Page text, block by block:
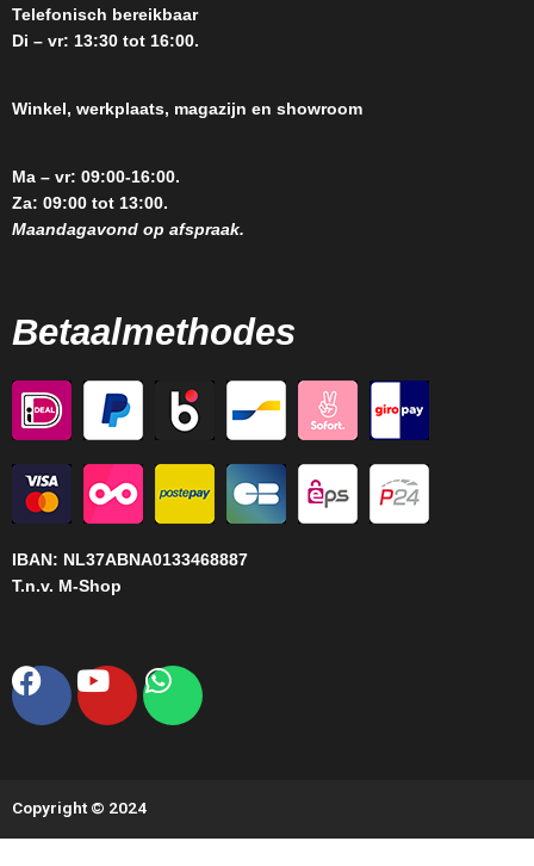
Telefonisch bereikbaar
Di – vr: 13:30 tot 16:00.
Winkel, werkplaats, magazijn en showroom
Ma – vr: 09:00-16:00.
Za: 09:00 tot 13:00.
Maandagavond op afspraak.
Betaalmethodes
IBAN: NL37ABNA0133468887
T.n.v. M-Shop
Facebook
YoutubeWhatsapp
Copyright © 2024